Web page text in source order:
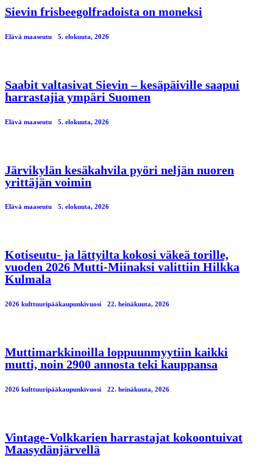
Sievin frisbeegolfradoista on moneksi
Elävä maaseutu 5. elokuuta, 2026
Saabit valtasivat Sievin – kesäpäiville saapui
harrastajia ympäri Suomen
Elävä maaseutu 5. elokuuta, 2026
Järvikylän kesäkahvila pyöri neljän nuoren
yrittäjän voimin
Elävä maaseutu 5. elokuuta, 2026
Kotiseutu- ja lättyilta kokosi väkeä torille,
vuoden 2026 Mutti-Miinaksi valittiin Hilkka
Kulmala
2026 kulttuuripääkaupunkivuosi 22. heinäkuuta, 2026
Muttimarkkinoilla loppuunmyytiin kaikki
mutti, noin 2900 annosta teki kauppansa
2026 kulttuuripääkaupunkivuosi 22. heinäkuuta, 2026
Vintage-Volkkarien harrastajat kokoontuivat
Maasydänjärvellä